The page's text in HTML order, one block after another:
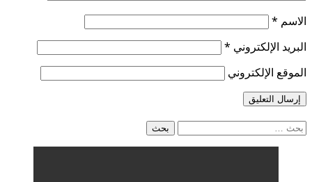
الاسم *
البريد الإلكتروني *
الموقع الإلكتروني
البحث
عن: